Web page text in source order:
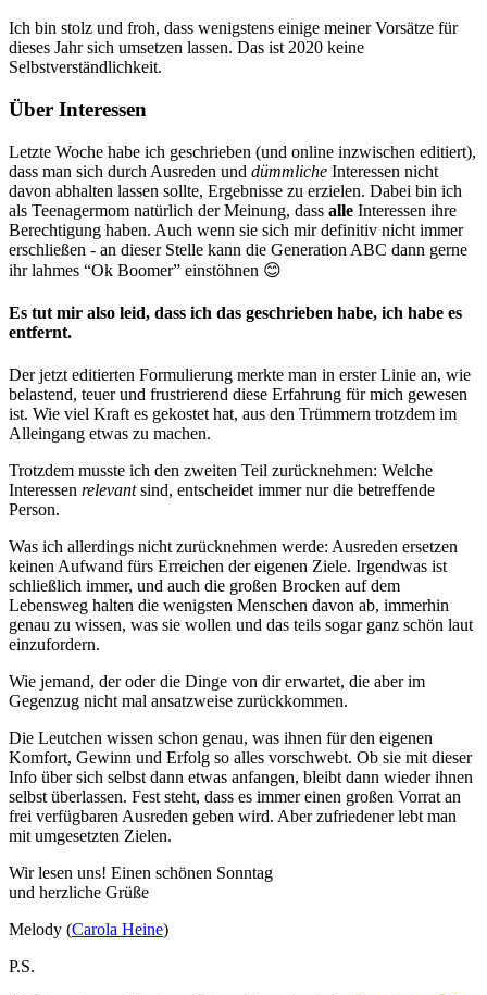
Ich bin stolz und froh, dass wenigstens einige meiner Vorsätze für
dieses Jahr sich umsetzen lassen. Das ist 2020 keine
Selbstverständlichkeit.
Über Interessen
Letzte Woche habe ich geschrieben (und online inzwischen editiert),
dass man sich durch Ausreden und dümmliche Interessen nicht
davon abhalten lassen sollte, Ergebnisse zu erzielen. Dabei bin ich
als Teenagermom natürlich der Meinung, dass alle Interessen ihre
Berechtigung haben. Auch wenn sie sich mir definitiv nicht immer
erschließen - an dieser Stelle kann die Generation ABC dann gerne
ihr lahmes “Ok Boomer” einstöhnen 😊
Es tut mir also leid, dass ich das geschrieben habe, ich habe es
entfernt.
Der jetzt editierten Formulierung merkte man in erster Linie an, wie
belastend, teuer und frustrierend diese Erfahrung für mich gewesen
ist. Wie viel Kraft es gekostet hat, aus den Trümmern trotzdem im
Alleingang etwas zu machen.
Trotzdem musste ich den zweiten Teil zurücknehmen: Welche
Interessen relevantsind, entscheidet immer nur die betreffende
Person.
Was ich allerdings nicht zurücknehmen werde: Ausreden ersetzen
keinen Aufwand fürs Erreichen der eigenen Ziele. Irgendwas ist
schließlich immer, und auch die großen Brocken auf dem
Lebensweg halten die wenigsten Menschen davon ab, immerhin
genau zu wissen, was sie wollen und das teils sogar ganz schön laut
einzufordern.
Wie jemand, der oder die Dinge von dir erwartet, die aber im
Gegenzug nicht mal ansatzweise zurückkommen.
Die Leutchen wissen schon genau, was ihnen für den eigenen
Komfort, Gewinn und Erfolg so alles vorschwebt. Ob sie mit dieser
Info über sich selbst dann etwas anfangen, bleibt dann wieder ihnen
selbst überlassen. Fest steht, dass es immer einen großen Vorrat an
frei verfügbaren Ausreden geben wird. Aber zufriedener lebt man
mit umgesetzten Zielen.
Wir lesen uns! Einen schönen Sonntag
und herzliche Grüße
Melody (Carola Heine)
P.S.